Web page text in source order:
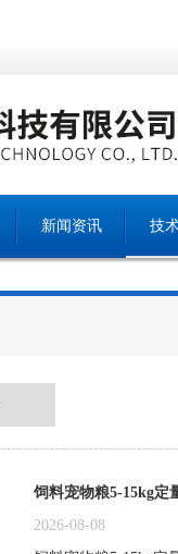
新闻资讯 技
饲料宠物粮5-15kg定
2026-08-08